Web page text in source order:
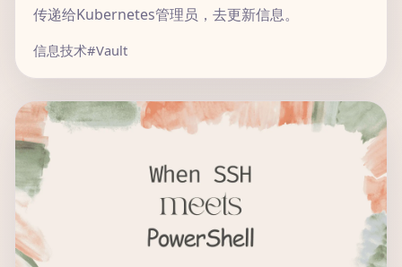
传递给Kubernetes管理员，去更新信息。
信息技术#Vault